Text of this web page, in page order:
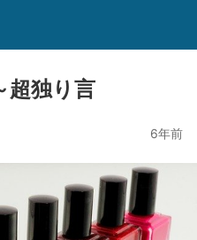
超独り言
6年前